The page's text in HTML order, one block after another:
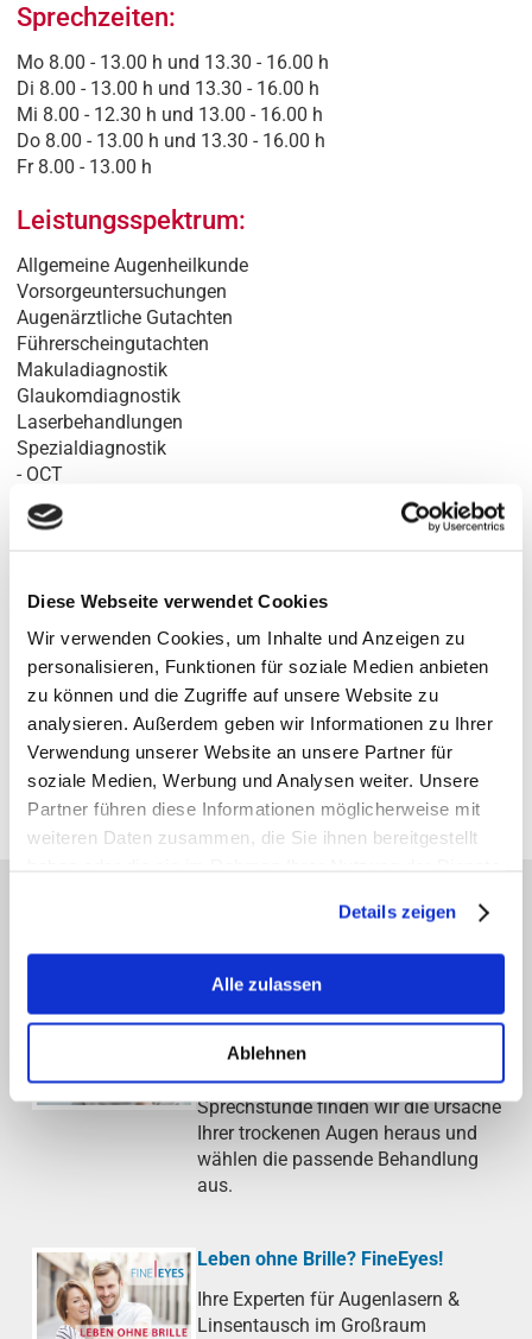
Diese Webseite verwendet Cookies
Wir verwenden Cookies, um Inhalte und Anzeigen zu
personalisieren, Funktionen für soziale Medien anbieten
zu können und die Zugriffe auf unsere Website zu
analysieren. Außerdem geben wir Informationen zu Ihrer
Verwendung unserer Website an unsere Partner für
soziale Medien, Werbung und Analysen weiter. Unsere
Partner führen diese Informationen möglicherweise mit
weiteren Daten zusammen, die Sie ihnen bereitgestellt
Details zeigen
Alle zulassen
Ablehnen
Sprechzeiten:
Mo 8.00 - 13.00 h und 13.30 - 16.00 h
Di 8.00 - 13.00 h und 13.30 - 16.00 h
Mi 8.00 - 12.30 h und 13.00 - 16.00 h
Do 8.00 - 13.00 h und 13.30 - 16.00 h
Fr 8.00 - 13.00 h
Leistungsspektrum:
Allgemeine Augenheilkunde
Vorsorgeuntersuchungen
Augenärztliche Gutachten
Führerscheingutachten
Makuladiagnostik
Glaukomdiagnostik
Laserbehandlungen
Spezialdiagnostik
- OCT
Anfahrt:
¹MVZ für Augenheilkunde Hohenfelde der MVZ für Augenheilkunde und
Gesellschafter der AOB GbR · Ballindamm 37 · 20095 Hamburg
Geschäftsführer der GmbH: Dr. J. Magner · Dr. S.-H. Yun · L. Melville · Dr. C. Mahnke
²angestellte Fachärztin
AKTUELLE THEMEN DER AOB
Trockenes Auge (Sicca-Syndrom)
Gerötete, juckende oder brennende
Augen? In unserer Sicca-
Sprechstunde finden wir die Ursache
Ihrer trockenen Augen heraus und
wählen die passende Behandlung
aus.
Leben ohne Brille? FineEyes!
Ihre Experten für Augenlasern &
Linsentausch im Großraum